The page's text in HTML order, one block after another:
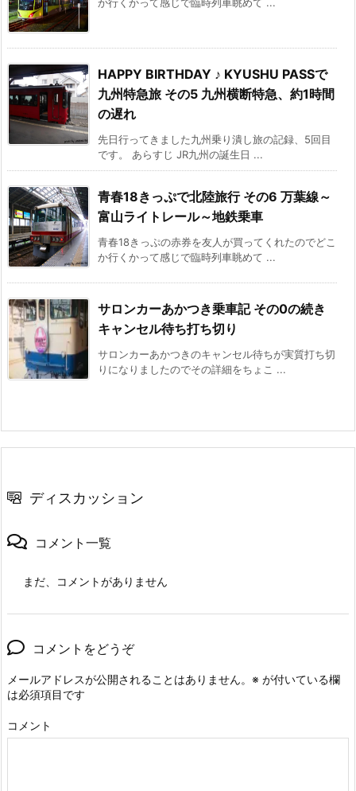
HAPPY BIRTHDAY ♪ KYUSHU PASSで
九州特急旅 その5 九州横断特急、約1時間
の遅れ
先日行ってきました九州乗り潰し旅の記録、5回目
です。 あらすじ JR九州の誕生日 ...
青春18きっぷで北陸旅行 その6 万葉線～
富山ライトレール～地鉄乗車
青春18きっぷの赤券を友人が買ってくれたのでどこ
か行くかって感じで臨時列車眺めて ...
サロンカーあかつき乗車記 その0の続き
キャンセル待ち打ち切り
サロンカーあかつきのキャンセル待ちが実質打ち切
りになりましたのでその詳細をちょこ ...
ディスカッション
コメント一覧
まだ、コメントがありません
コメントをどうぞ
メールアドレスが公開されることはありません。 ※ が付いている欄
は必須項目です
コメント